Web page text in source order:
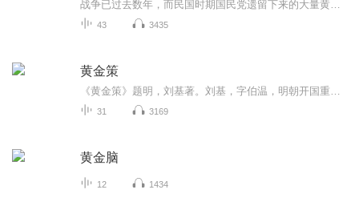
43 3435
黄金策
31 3169
黄金脑
12 1434